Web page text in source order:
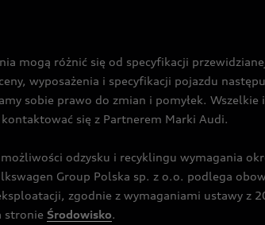
mogą różnić się od specyfikacji
wyposażenia i specyfikacji pojazdu
sobie prawo do zmian i pomyłek. Wszelkie
się z Partnerem Marki Audi.
odzysku i recyklingu wymagania
Group Polska sp. z o.o. podlega
zgodnie z wymaganiami ustawy z
stronie Środowisko.